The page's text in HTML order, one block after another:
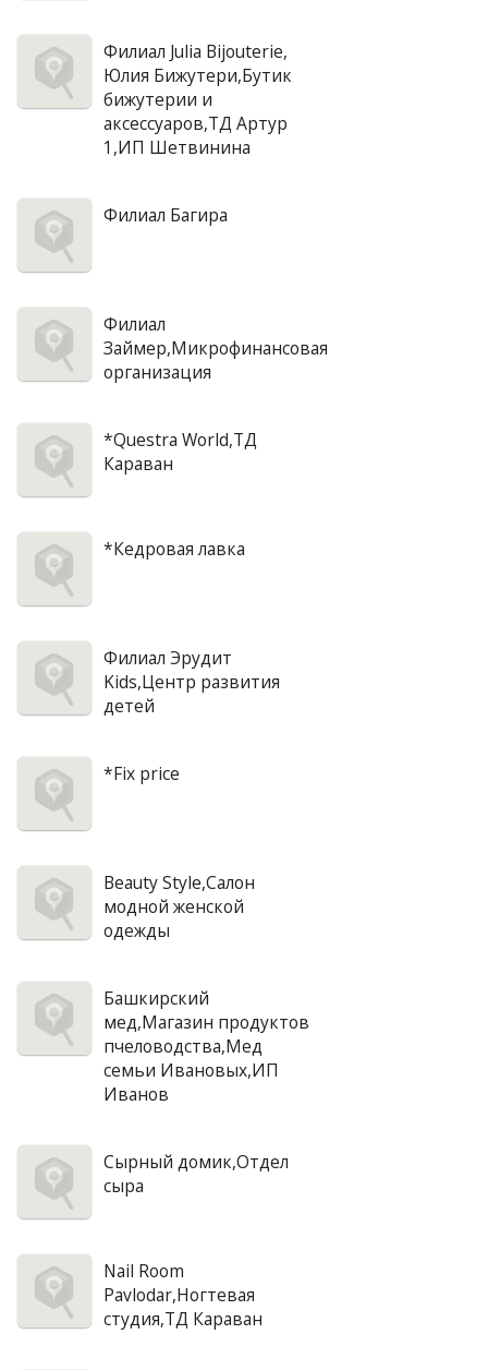
Филиал Julia Bijouterie,
Юлия Бижутери,Бутик
бижутерии и
аксессуаров,ТД Артур
1,ИП Шетвинина
Филиал Багира
Филиал
Займер,Микрофинансовая
организация
*Questra World,ТД
Караван
*Кедровая лавка
Филиал Эрудит
Kids,Центр развития
детей
*Fix price
Beauty Style,Салон
модной женской
одежды
Башкирский
мед,Магазин продуктов
пчеловодства,Мед
семьи Ивановых,ИП
Иванов
Сырный домик,Отдел
сыра
Nail Room
Pavlodar,Ногтевая
студия,ТД Караван